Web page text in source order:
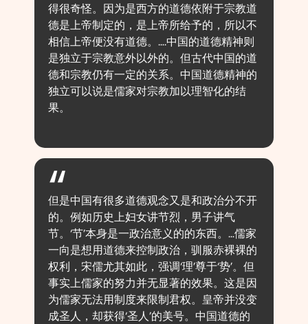
得很奇怪。因为是西方的道德依附于宗教道
德是上帝制定的，是上帝所给予的，所以不
相信上帝便没有道德。….中国的道德精神则
是独立于宗教意外以外的。但古代中国的道
德和宗教仍有一定的关系。中国道德精神的
独立可以说是儒家对宗教加以理智化的结
果。
但是中国有很多道德观念又是和政治分不开
的。例如历史上妇女讲节烈，男子讲气
节。‘节’本身是一政治意义的的东西。…儒家
一向是想用道德来控制政治，驯服赤裸裸的
权利，宋儒尤其如此，强调‘理’尊于‘势’。但
事实上儒家的努力并无显著的效果。这是因
为儒家无法用制度来限制君权。皇帝并没变
成圣人，却获得‘圣人’的美号。中国道德的